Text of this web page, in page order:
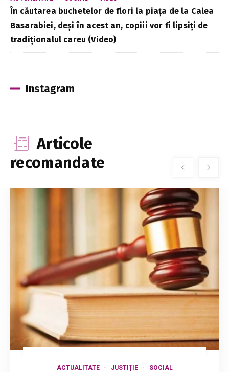
În căutarea buchetelor de flori la piața de la Calea
Basarabiei, deși în acest an, copiii vor fi lipsiți de
tradiționalul careu (Video)
Instagram
Articole
recomandate
ACTUALITATE JUSTIȚIE SOCIAL